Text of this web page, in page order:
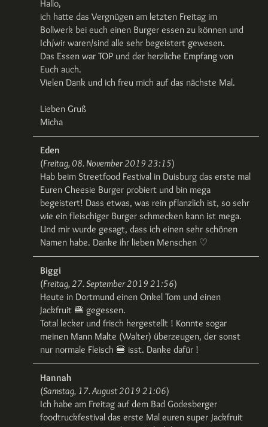
Hallo,
ich hatte das Vergnügen am letzten Freitag im
Bollwerk bei euch einen Burger essen zu können und
Ich/wir waren/sind alle sehr begeistert gewesen.
Das Essen war TOP und der herzliche Empfang von
Euch auch.
Vielen Dank und ich freu mich auf das nächste Mal.
Lieben Gruß
Micha
Eden
(Freitag, 08. November 2019 23:15)
Hab beim Streetfood Festival in Duisburg das erste mal
Euren Cheesie Burger probiert und bin mega
begeistert! Dass etwas, was rein pflanzlich ist, so sehr
wie ein fleischiger Burger schmecken kann ist mega.
Und mir wurde gesagt, dass ich einen sehr schönen
Namen habe. Danke ihr lieben Menschen ♡
Biggi
(Freitag, 27. September 2019 21:56)
Heute in Dortmund einen Onkel Tom und einen
Jackfruit 🍔 gegessen.
Total lecker und frisch hergestellt ! Konnte sogar
meinen Mann Malte (Walter) überzeugen, der sonst
nur normale Fleisch 🍔 isst. Danke dafür !
Hannah
(Samstag, 17. August 2019 21:06)
Ich habe am Freitag auf dem Bad Godesberger
foodtruckfestival das erste Mal euren super Jackfruit